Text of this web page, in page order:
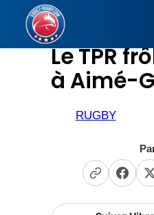
Aller
contenu Le TPR
à Aimé-
RUGBY